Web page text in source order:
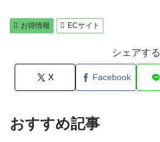
お得情報 ECサイト
シェアする
X Facebook
おすすめ記事